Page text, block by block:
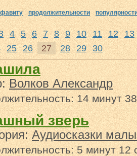
продолжительности
4 5 6 7 8 9 10 11 12 13
25 26 27 28 29 30
Волков Александр
14 минут
зверь
Аудиосказки
5 минут 12